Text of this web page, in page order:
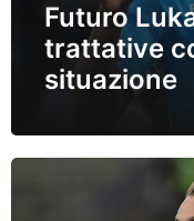
Futuro
trattative
situazione